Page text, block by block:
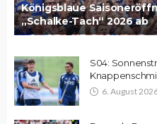
Königsblaue
„Schalke-Tach“ 2026 ab
S04:
6. August